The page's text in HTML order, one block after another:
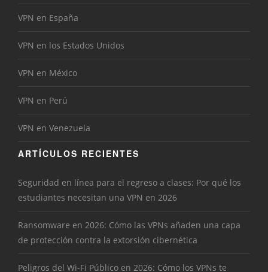
VPN en España
VPN en los Estados Unidos
VPN en México
VPN en Perú
VPN en Venezuela
ARTÍCULOS RECIENTES
Seguridad en línea para el regreso a clases: Por qué los
estudiantes necesitan una VPN en 2026
Ransomware en 2026: Cómo las VPNs añaden una capa
de protección contra la extorsión cibernética
Peligros del Wi-Fi Público en 2026: Cómo los VPNs te